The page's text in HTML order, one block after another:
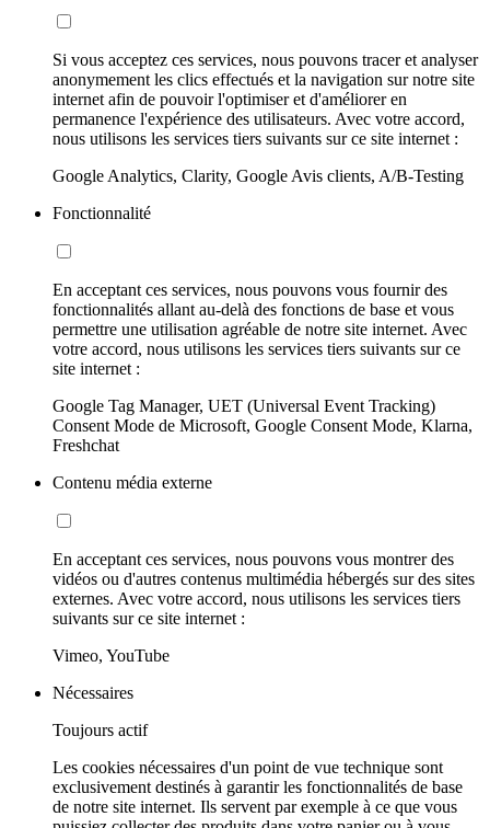
Si vous acceptez ces services, nous pouvons tracer et analyser
anonymement les clics effectués et la navigation sur notre site
internet afin de pouvoir l'optimiser et d'améliorer en
permanence l'expérience des utilisateurs. Avec votre accord,
nous utilisons les services tiers suivants sur ce site internet :
Google Analytics, Clarity, Google Avis clients, A/B-Testing
Fonctionnalité
En acceptant ces services, nous pouvons vous fournir des
fonctionnalités allant au-delà des fonctions de base et vous
permettre une utilisation agréable de notre site internet. Avec
votre accord, nous utilisons les services tiers suivants sur ce
site internet :
Google Tag Manager, UET (Universal Event Tracking)
Consent Mode de Microsoft, Google Consent Mode, Klarna,
Freshchat
Contenu média externe
En acceptant ces services, nous pouvons vous montrer des
vidéos ou d'autres contenus multimédia hébergés sur des sites
externes. Avec votre accord, nous utilisons les services tiers
suivants sur ce site internet :
Vimeo, YouTube
Nécessaires
Toujours actif
Les cookies nécessaires d'un point de vue technique sont
exclusivement destinés à garantir les fonctionnalités de base
de notre site internet. Ils servent par exemple à ce que vous